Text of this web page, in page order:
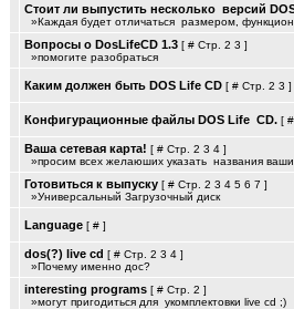
Стоит ли выпустить несколько ­ версий
»Каждая будет отличаться ­ размером,
Вопросы о DosLifeCD 1.3 [ # Стр. 2 3 ]
»помогите разобраться
Каким должен быть DOS Life CD [ # Стр. 2 3 ]
Конфигурационные файлы DOS Life ­ CD. [ #
Ваша сетевая карта! [ # Стр. 2 3 4 ]
»просим всех желаюших указать ­ названия
Готовиться к выпуску [ # Стр. 2 3 4 5 6 7 ]
»Универсальный Загрузочный диск
Language [ # ]
dos(?) live cd [ # Стр. 2 3 4 ]
»Почему именно дос?
interesting programs [ # Стр. 2 ]
»могут пригодиться для ­ укомплектовки live cd ;)